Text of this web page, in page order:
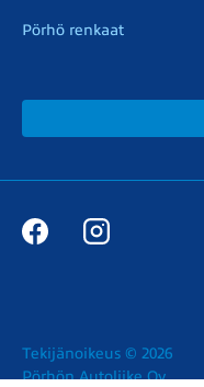
Pörhö renkaat
Tekijänoikeus © 2026
Pörhön Autoliike Oy